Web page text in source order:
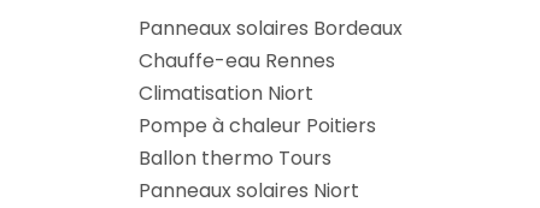
Panneaux solaires Bordeaux
Chauffe-eau Rennes
Climatisation Niort
Pompe à chaleur Poitiers
Ballon thermo Tours
Panneaux solaires Niort